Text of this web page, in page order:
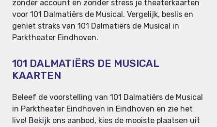
zonder account en zonder stress je theaterkaarten
voor 101 Dalmatiërs de Musical. Vergelijk, beslis en
geniet straks van 101 Dalmatiërs de Musical in
Parktheater Eindhoven.
101 DALMATIËRS DE MUSICAL
KAARTEN
Beleef de voorstelling van 101 Dalmatiërs de Musical
in Parktheater Eindhoven in Eindhoven en zie het
live! Bekijk ons aanbod, kies de mooiste plaatsen uit